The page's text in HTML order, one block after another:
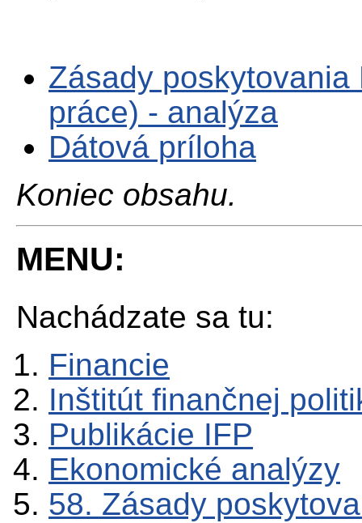
Zásady
práce) - analýza
Dátová príloha
Koniec obsahu.
MENU:
Nachádzate sa tu:
Financie
Inštitút finančnej
Publikácie IFP
Ekonomické analýzy
58. Zásady